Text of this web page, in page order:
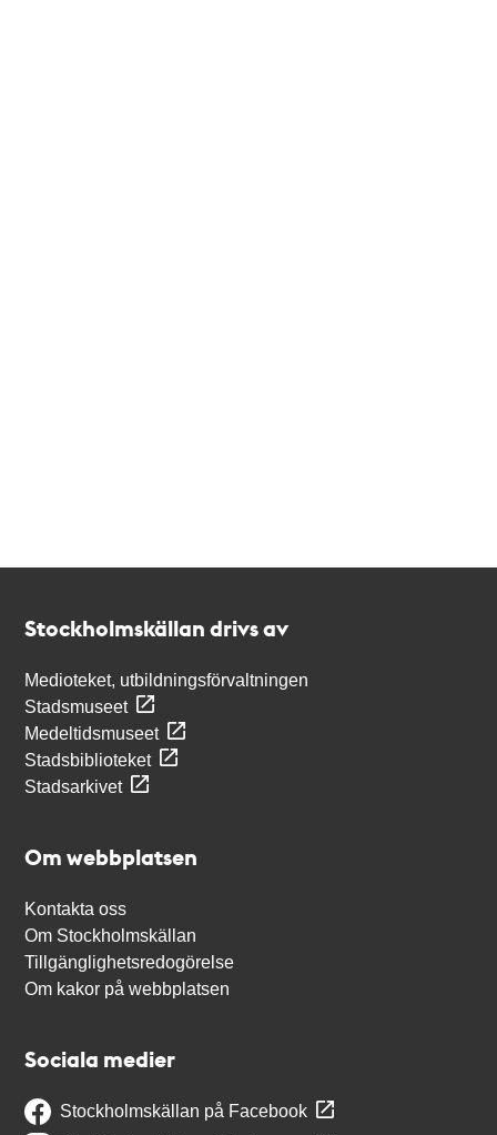
Stockholmskällan drivs av
Medioteket, utbildningsförvaltningen
Stadsmuseet
Medeltidsmuseet
Stadsbiblioteket
Stadsarkivet
Om webbplatsen
Kontakta oss
Om Stockholmskällan
Tillgänglighetsredogörelse
Om kakor på webbplatsen
Sociala medier
Stockholmskällan på Facebook